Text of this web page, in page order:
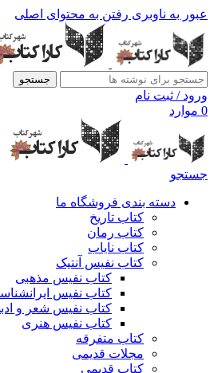
عبور به ناوبری رفتن به محتوای اصلی
جستجو
ورود / ثبت نام
0 موارد
جستجو
دسته بندی فروشگاه ما
کتاب تاریخ
کتاب رمان
کتاب نایاب
کتاب نفیس آنتیک
کتاب نفیس مذهبی
کتاب نفیس
کتاب نفیس شعر و
کتاب نفیس هنری
کتاب متفرقه
مجلات قدیمی
کتاب قدیمی